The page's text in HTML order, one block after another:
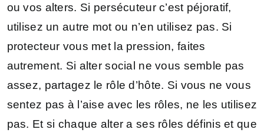
ou vos alters. Si persécuteur c’est péjoratif,
utilisez un autre mot ou n’en utilisez pas. Si
protecteur vous met la pression, faites
autrement. Si alter social ne vous semble pas
assez, partagez le rôle d’hôte. Si vous ne vous
sentez pas à l’aise avec les rôles, ne les utilisez
pas. Et si chaque alter a ses rôles définis et que